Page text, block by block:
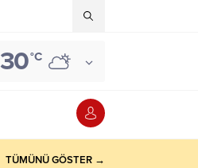
30°C
TÜMÜNÜ GÖSTER →